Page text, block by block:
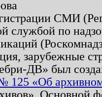
СМИ
службой по
зарубежные
ДВ» был
125 «Об
Основной